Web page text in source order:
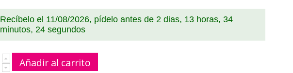
Recíbelo el 11/08/2026, pídelo antes de 2 dias, 13 horas, 34
minutos, 23 segundos
Añadir al carrito